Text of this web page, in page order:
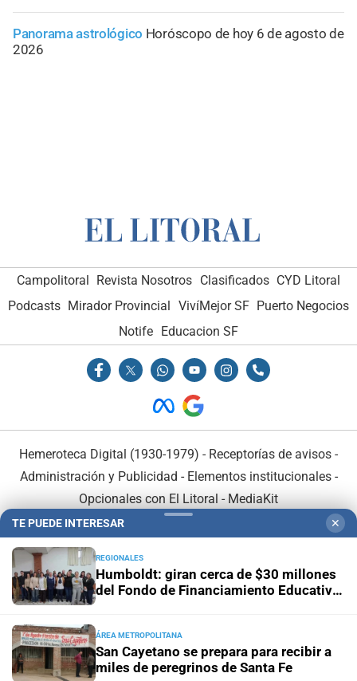
Panorama astrológico Horóscopo de hoy 6 de agosto de
2026
Campolitoral Revista Nosotros Clasificados CYD Litoral
Podcasts Mirador Provincial VivíMejor SF Puerto Negocios
Notife Educacion SF
Hemeroteca Digital (1930-1979) - Receptorías de avisos -
Administración y Publicidad - Elementos institucionales-
Opcionales con El Litoral - MediaKit
En Asociación con:
TE PUEDE INTERESAR ✕
REGIONALES
Humboldt: giran cerca de $30 millones
del Fondo de Financiamiento Educativo
ÁREA METROPOLITANA
San Cayetano se prepara para recibir a
miles de peregrinos de Santa Fe